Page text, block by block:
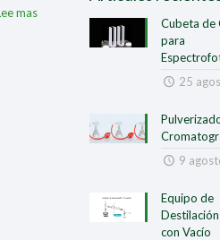
mas
Cubeta de
para
25
9
Equipo de
con Vacío